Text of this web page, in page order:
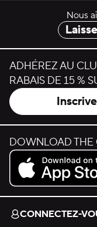
Nous
ADHÉREZ AU
RABAIS DE 15 %
DOWNLOAD THE
Download on the
CONNECTEZ-